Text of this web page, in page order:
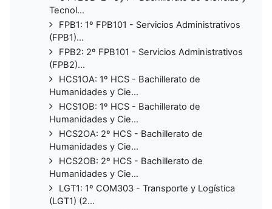
Tecnol...
FPB1: 1º FPB101 - Servicios Administrativos
(FPB1)...
FPB2: 2º FPB101 - Servicios Administrativos
(FPB2)...
HCS1OA: 1º HCS - Bachillerato de
Humanidades y Cie...
HCS1OB: 1º HCS - Bachillerato de
Humanidades y Cie...
HCS2OA: 2º HCS - Bachillerato de
Humanidades y Cie...
HCS2OB: 2º HCS - Bachillerato de
Humanidades y Cie...
LGT1: 1º COM303 - Transporte y Logística
(LGT1) (2...